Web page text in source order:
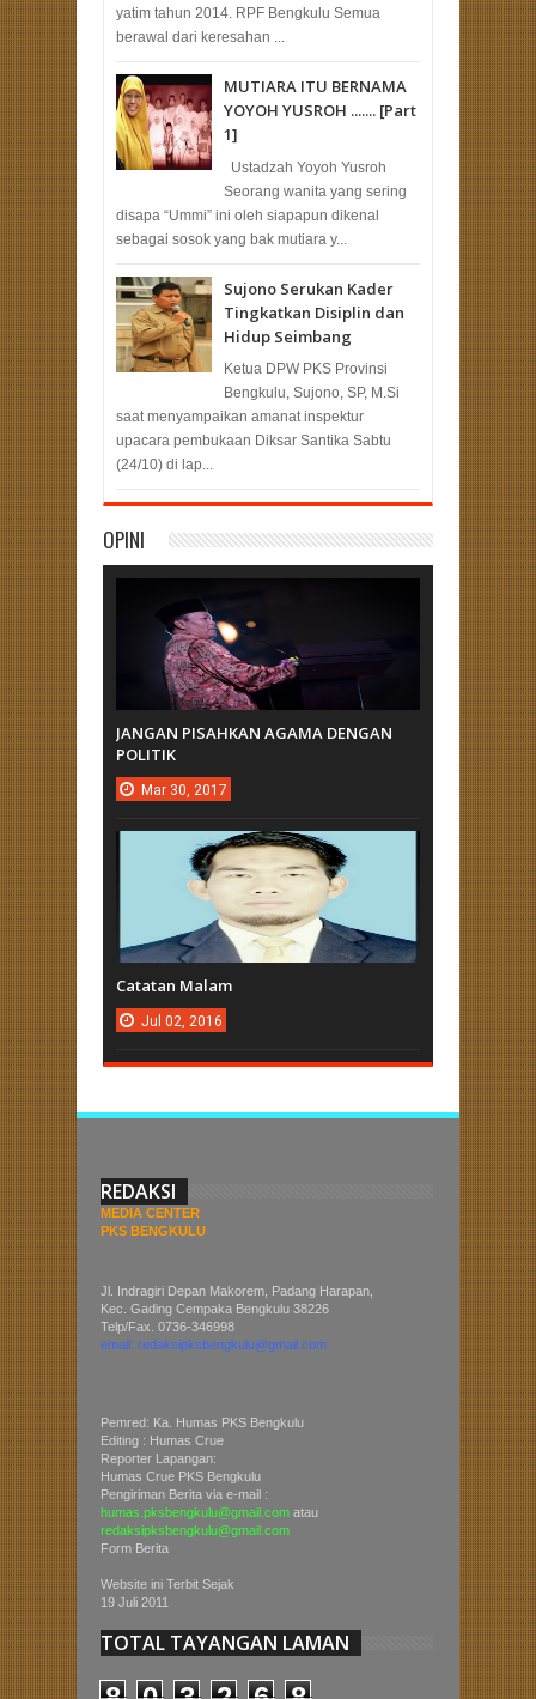
yatim tahun 2014. RPF Bengkulu Semua
berawal dari keresahan ...
MUTIARA ITU BERNAMA
YOYOH YUSROH ....... [Part
1]
Ustadzah Yoyoh Yusroh
Seorang wanita yang sering
disapa “Ummi” ini oleh siapapun dikenal
sebagai sosok yang bak mutiara y...
Sujono Serukan Kader
Tingkatkan Disiplin dan
Hidup Seimbang
Ketua DPW PKS Provinsi
Bengkulu, Sujono, SP, M.Si
saat menyampaikan amanat inspektur
upacara pembukaan Diksar Santika Sabtu
(24/10) di lap...
OPINI
JANGAN PISAHKAN AGAMA DENGAN
POLITIK
Mar 30, 2017
Catatan Malam
Jul 02, 2016
REDAKSI
MEDIA CENTER
PKS BENGKULU
Jl. Indragiri Depan Makorem, Padang Harapan,
Kec. Gading Cempaka Bengkulu 38226
Telp/Fax. 0736-346998
email: redaksipksbengkulu@gmail.com
Pemred: Ka. Humas PKS Bengkulu
Editing : Humas Crue
Reporter Lapangan:
Humas Crue PKS Bengkulu
Pengiriman Berita via e-mail :
humas.pksbengkulu@gmail.com atau
redaksipksbengkulu@gmail.com
Form Berita
Website ini Terbit Sejak
19 Juli 2011
TOTAL TAYANGAN LAMAN